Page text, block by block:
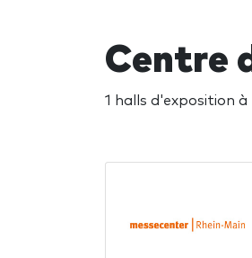
Centre
1 halls d'exposition